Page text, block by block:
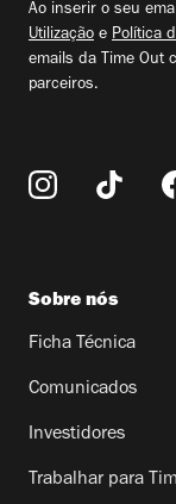
Ao inserir o seu
Utilização e Política
emails da Time Out
parceiros.
Sobre nós
Ficha Técnica
Comunicados
Investidores
Trabalhar para